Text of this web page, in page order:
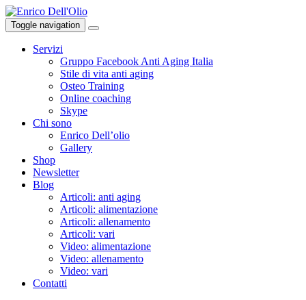
Skip
to
content
Toggle navigation
Servizi
Gruppo Facebook Anti Aging Italia
Stile di vita anti aging
Osteo Training
Online coaching
Skype
Chi sono
Enrico Dell’olio
Gallery
Shop
Newsletter
Blog
Articoli: anti aging
Articoli: alimentazione
Articoli: allenamento
Articoli: vari
Video: alimentazione
Video: allenamento
Video: vari
Contatti